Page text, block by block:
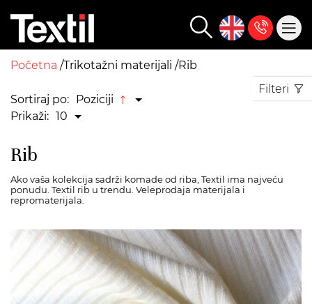
Početna Trikotažni materijali Rib
Sortiraj po: Poziciji
Prikaži: 10
Filteri
Rib
Ako vaša kolekcija sadrži komade od riba, Textil ima najveću
ponudu. Textil rib u trendu. Veleprodaja materijala i
repromaterijala.